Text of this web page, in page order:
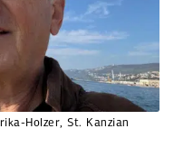
Holzer, St. Kanzian